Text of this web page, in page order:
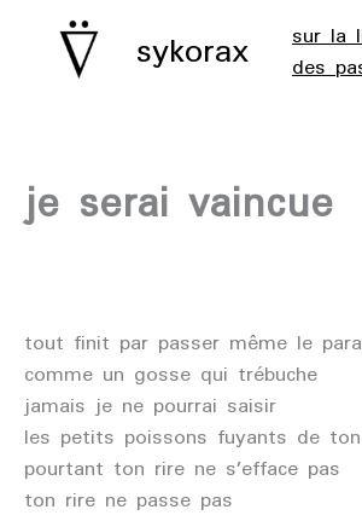
sykorax sur la
des
je serai vaincue
tout finit par passer même le
comme un gosse qui trébuche
jamais je ne pourrai saisir
les petits poissons fuyants de
pourtant ton rire ne s’efface pas
ton rire ne passe pas